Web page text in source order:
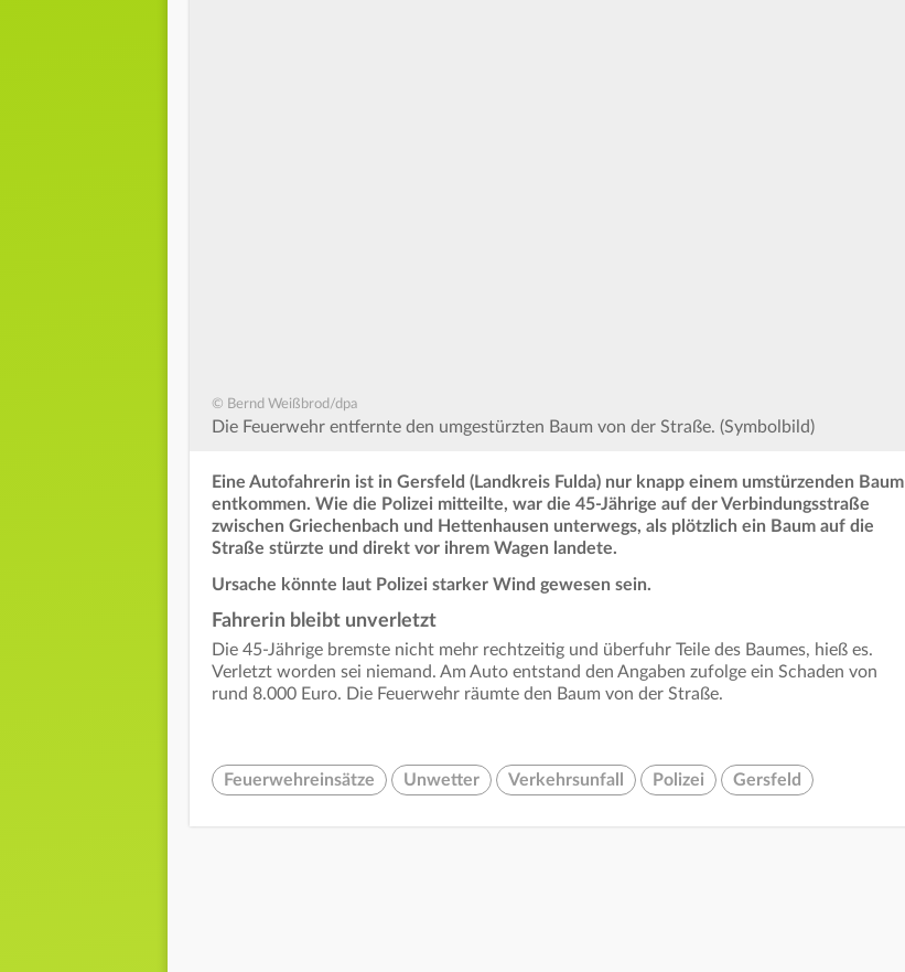
© Bernd Weißbrod/dpa
Die Feuerwehr entfernte den umgestürzten Baum von der Straße. (Symbolbild)
Eine Autofahrerin ist in Gersfeld (Landkreis Fulda) nur knapp einem umstürzenden Baum
entkommen. Wie die Polizei mitteilte, war die 45-Jährige auf der Verbindungsstraße
zwischen Griechenbach und Hettenhausen unterwegs, als plötzlich ein Baum auf die
Straße stürzte und direkt vor ihrem Wagen landete.
Ursache könnte laut Polizei starker Wind gewesen sein.
Fahrerin bleibt unverletzt
Die 45-Jährige bremste nicht mehr rechtzeitig und überfuhr Teile des Baumes, hieß es.
Verletzt worden sei niemand. Am Auto entstand den Angaben zufolge ein Schaden von
rund 8.000 Euro. Die Feuerwehr räumte den Baum von der Straße.
Feuerwehreinsätze Unwetter Verkehrsunfall Polizei Gersfeld